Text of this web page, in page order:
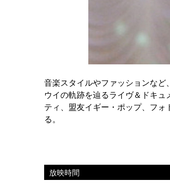
音楽スタイルやファッションな
ウイの軌跡を辿るライヴ＆ドキ
ティ、盟友イギー・ポップ、フ
る。
放映時間